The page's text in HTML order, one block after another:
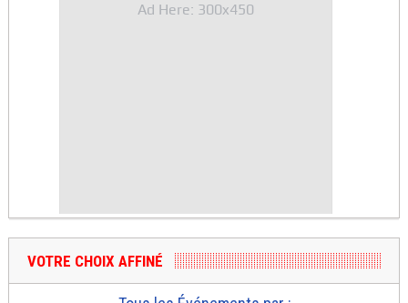
Ad Here: 300x450
VOTRE CHOIX AFFINÉ